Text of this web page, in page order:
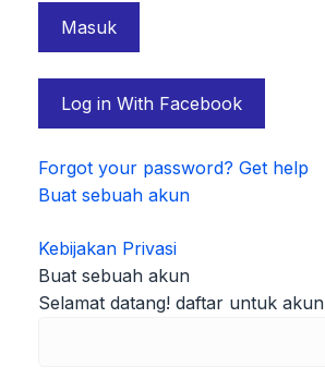
Log in With Facebook
Forgot your password? Get help
Buat sebuah akun
Kebijakan Privasi
Buat sebuah akun
Selamat datang! daftar untuk akun